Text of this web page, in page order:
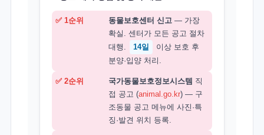
✅ 1순위 동물보호센터 신고 — 가장
확실. 센터가 모든 공고 절차
대행.
14일
이상 보호 후
분양·입양 처리.
✅ 2순위 국가동물보호정보시스템 직
접 공고 (animal.go.kr) — 구
조동물 공고 메뉴에 사진·특
징·발견 위치 등록.